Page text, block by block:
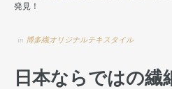
発見！
in 博多織オリジナルテキスタイル
日本ならではの